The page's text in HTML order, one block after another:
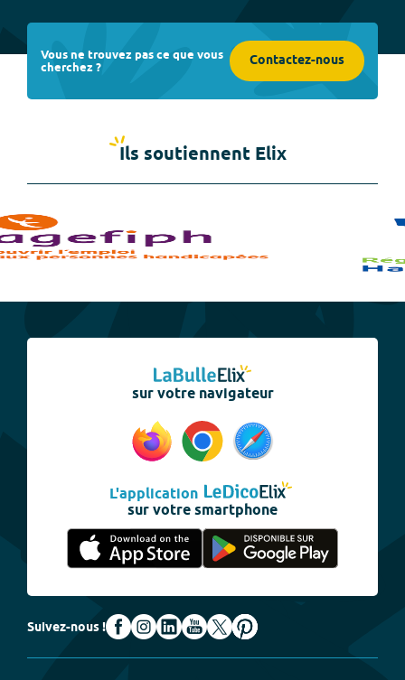
Vous ne trouvez pas ce que vous
cherchez ? Contactez-nous
Ils soutiennent Elix
sur votre navigateur
L'application
sur votre smartphone
Suivez-nous !